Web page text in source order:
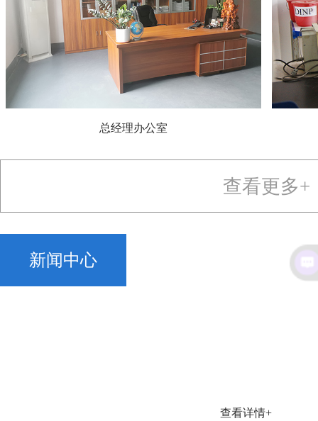
总经理办公室
查看更多+
新闻中心
查看详情+